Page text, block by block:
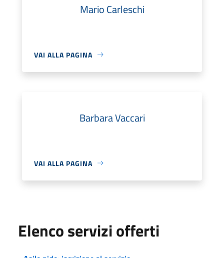
Mario Carleschi
VAI ALLA PAGINA
Barbara Vaccari
VAI ALLA PAGINA
Elenco servizi offerti